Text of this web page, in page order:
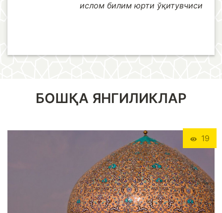
ислом билим юрти ўқитувчиси
БОШҚА ЯНГИЛИКЛАР
19